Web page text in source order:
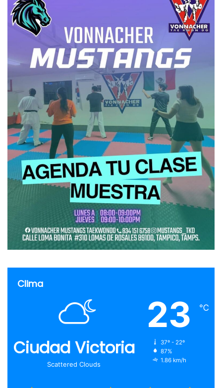
Clima
Ciudad Victoria
Scattered Clouds
23 ℃
37º - 22º
87%
1.86 km/h